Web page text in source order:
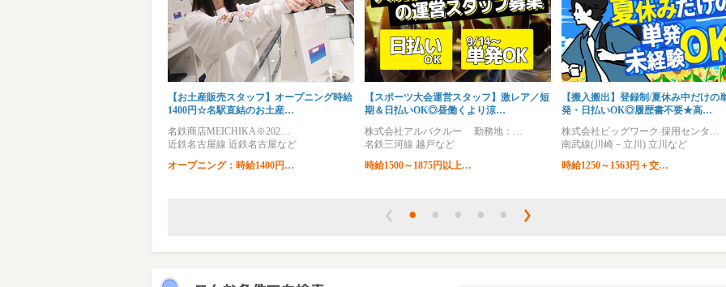
【お土産販売スタッフ】オープニング時給
1400円☆名駅直結のお土産…
名鉄商店MEICHIKA※202…
近鉄名古屋線 近鉄名古屋など
オープニング：時給1400円…
【スポーツ大会運営スタッフ】激レア／短
期＆日払いOK◎昼働くより涼…
株式会社アルバクルー 勤務地：…
名鉄三河線 越戸など
時給1500～1875円以上…
【搬入搬出】登録制/夏休み中だけの
発・日払いOK◎履歴書不要★高…
株式会社ビッグワーク 採用センタ…
南武線(川崎－立川) 立川など
時給1250～1563円＋交…